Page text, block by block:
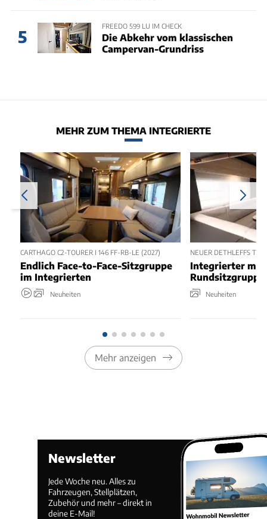
5
FREEDO 599 LU IM CHECK
Die Abkehr vom klassischen
Campervan-Grundriss
MEHR ZUM THEMA INTEGRIERTE
CARTHAGO C2-TOURER I 146 FF-RB-LE (2027)
Endlich Face-to-Face-Sitzgruppe
im Integrierten
Neuheiten
NEUER DETHLEFFS
Integrierter mit
Neuheiten
Mehr anzeigen
Newsletter
Jede Woche neu. Alles zu
Fahrzeugen, Stellplätzen,
Zubehör und mehr – direkt in
deine E-Mail!